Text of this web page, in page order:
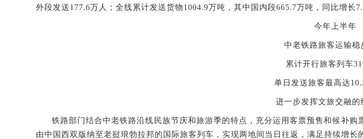
外段发送177.6万人；全线累计发送货物1004.9万吨，其中国内段665.7万吨，同比增长
今年上半年
中老铁路旅客运输稳
累计开行旅客列车
单日发送旅客最高达
进一步发挥文旅交融的
铁路部门结合中老铁路沿线民族节庆和旅游季的特点，充分运用客票预售和候补
由中国西双版纳至老挝琅勃拉邦的国际旅客列车，实现两地间当日往返，满足持续增长